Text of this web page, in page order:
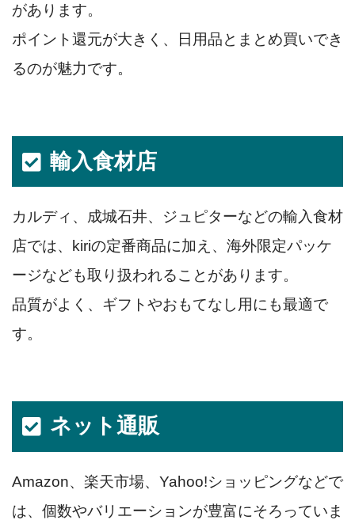
があります。
ポイント還元が大きく、日用品とまとめ買いでき
るのが魅力です。
輸入食材店
カルディ、成城石井、ジュピターなどの輸入食材
店では、kiriの定番商品に加え、海外限定パッケ
ージなども取り扱われることがあります。
品質がよく、ギフトやおもてなし用にも最適で
す。
ネット通販
Amazon、楽天市場、Yahoo!ショッピングなどで
は、個数やバリエーションが豊富にそろっていま